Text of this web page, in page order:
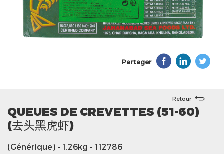
Partager
Retour
QUEUES DE CREVETTES (51-60)
(去头黑虎虾)
(Générique) - 1,26kg - 112786